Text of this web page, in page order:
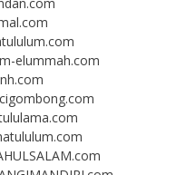
elummah.com